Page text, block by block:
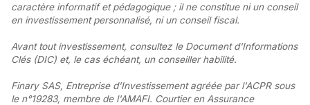
caractère informatif et pédagogique ; il ne constitue ni un conseil
en investissement personnalisé, ni un conseil fiscal.
Avant tout investissement, consultez le Document d'Informations
Clés (DIC) et, le cas échéant, un conseiller habilité.
Finary SAS, Entreprise d'Investissement agréée par l'ACPR sous
le n°19283, membre de l'AMAFI. Courtier en Assurance